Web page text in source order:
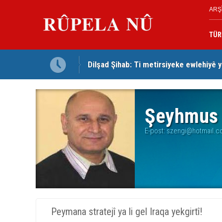
Dilşad Şihab: Ti metirsiyeke ewlehiyê
E-post:
Peymana stratejî ya li gel Iraqa yekgirtî!